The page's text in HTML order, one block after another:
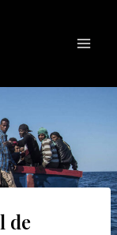
de